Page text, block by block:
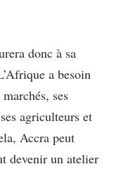
donc à sa
a besoin
ses
agriculteurs et
Accra peut
devenir un atelier